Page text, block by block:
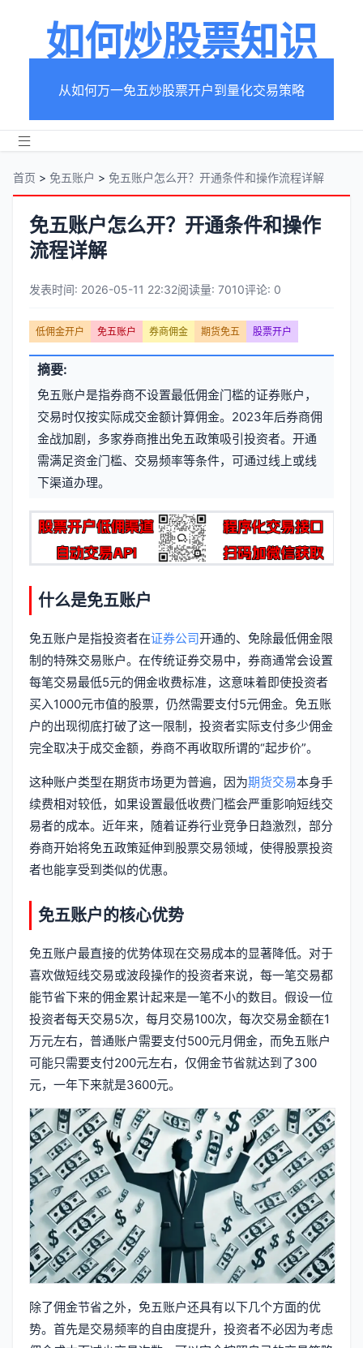
如何炒股票知识
从如何万一免五炒股票开户到量化交易策略
首页 > 免五账户 > 免五账户怎么开？开通条件和操作流程详解
免五账户怎么开？开通条件和操作
流程详解
章
元
信
息
发表时间: 2026-05-11 22:32阅读量: 7010评论: 0
文
章
标
签
低佣金开户 免五账户 券商佣金 期货免五 股票开户
摘要:
免五账户是指券商不设置最低佣金门槛的证券账户，
交易时仅按实际成交金额计算佣金。2023年后券商佣
金战加剧，多家券商推出免五政策吸引投资者。开通
需满足资金门槛、交易频率等条件，可通过线上或线
下渠道办理。
什么是免五账户
免五账户是指投资者在证券公司开通的、免除最低佣金限
制的特殊交易账户。在传统证券交易中，券商通常会设置
每笔交易最低5元的佣金收费标准，这意味着即使投资者
买入1000元市值的股票，仍然需要支付5元佣金。免五账
户的出现彻底打破了这一限制，投资者实际支付多少佣金
完全取决于成交金额，券商不再收取所谓的“起步价”。
这种账户类型在期货市场更为普遍，因为期货交易本身手
续费相对较低，如果设置最低收费门槛会严重影响短线交
易者的成本。近年来，随着证券行业竞争日趋激烈，部分
券商开始将免五政策延伸到股票交易领域，使得股票投资
者也能享受到类似的优惠。
免五账户的核心优势
免五账户最直接的优势体现在交易成本的显著降低。对于
喜欢做短线交易或波段操作的投资者来说，每一笔交易都
能节省下来的佣金累计起来是一笔不小的数目。假设一位
投资者每天交易5次，每月交易100次，每次交易金额在1
万元左右，普通账户需要支付500元月佣金，而免五账户
可能只需要支付200元左右，仅佣金节省就达到了300
元，一年下来就是3600元。
除了佣金节省之外，免五账户还具有以下几个方面的优
势。首先是交易频率的自由度提升，投资者不必因为考虑